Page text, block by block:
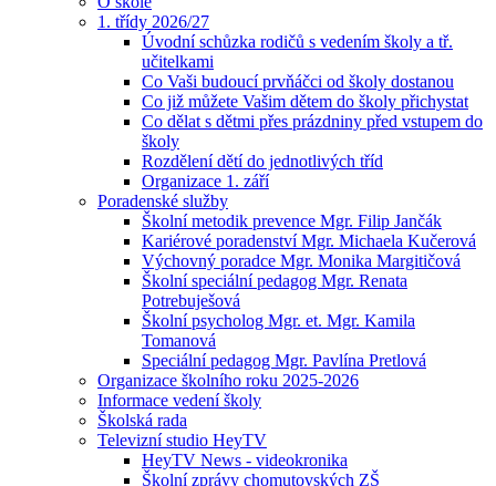
1. třídy 2026/27
Úvodní schůzka rodičů s vedením školy a tř.
učitelkami
Co Vaši budoucí prvňáčci od školy dostanou
Co již můžete Vašim dětem do školy přichystat
Co dělat s dětmi přes prázdniny před vstupem do
školy
Rozdělení dětí do jednotlivých tříd
Organizace 1. září
Poradenské služby
Školní metodik prevence Mgr. Filip Jančák
Kariérové poradenství Mgr. Michaela Kučerová
Výchovný poradce Mgr. Monika Margitičová
Školní speciální pedagog Mgr. Renata
Potrebuješová
Školní psycholog Mgr. et. Mgr. Kamila
Tomanová
Speciální pedagog Mgr. Pavlína Pretlová
Organizace školního roku 2025-2026
Informace vedení školy
Školská rada
Televizní studio HeyTV
HeyTV News - videokronika
Školní zprávy chomutovských ZŠ